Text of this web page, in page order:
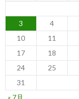
3
4
10
11
17
18
24
25
31
« 7月